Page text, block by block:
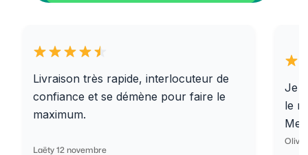
Livraison très rapide, interlocuteur de
confiance et se démène pour faire le
maximum.
Laëty 12 novembre
Je
le